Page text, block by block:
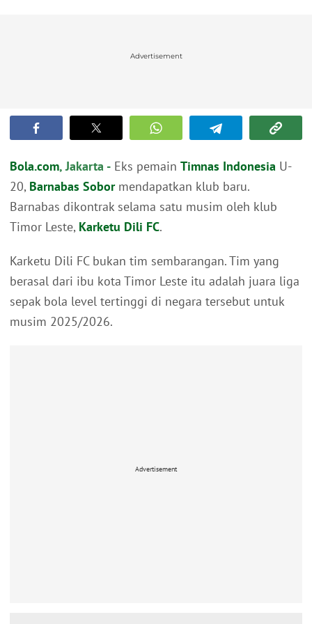
Advertisement
Bola.com, Jakarta - Eks pemain Timnas Indonesia U-
20, Barnabas Sobormendapatkan klub baru.
Barnabas dikontrak selama satu musim oleh klub
Timor Leste, Karketu Dili FC.
Karketu Dili FC bukan tim sembarangan. Tim yang
berasal dari ibu kota Timor Leste itu adalah juara liga
sepak bola level tertinggi di negara tersebut untuk
musim 2025/2026.
Advertisement